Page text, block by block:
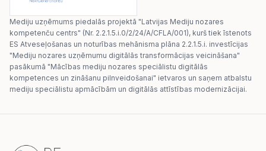
Mediju uzņēmums piedalās projektā "Latvijas Mediju nozares
kompetenču centrs" (Nr. 2.2.1.5.i.0/2/24/A/CFLA/001), kurš tiek īstenots
ES Atveseļošanas un noturības mehānisma plāna 2.2.1.5.i. investīcijas
"Mediju nozares uzņēmumu digitālās transformācijas veicināšana"
pasākumā "Mācības mediju nozares speciālistu digitālās
kompetences un zināšanu pilnveidošanai" ietvaros un saņem atbalstu
mediju speciālistu apmācībām un digitālās attīstības modernizācijai.